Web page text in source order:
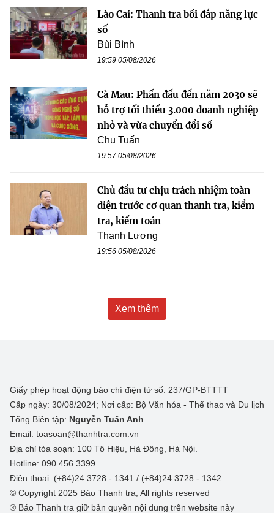
Lào Cai: Thanh tra bồi đắp năng lực
số
Bùi Bình
19:59 05/08/2026
Cà Mau: Phấn đấu đến năm 2030 sẽ
hỗ trợ tối thiểu 3.000 doanh nghiệp
nhỏ và vừa chuyển đổi số
Chu Tuấn
19:57 05/08/2026
Chủ đầu tư chịu trách nhiệm toàn
diện trước cơ quan thanh tra, kiểm
tra, kiểm toán
Thanh Lương
19:56 05/08/2026
Xem thêm
Giấy phép hoạt động báo chí điện tử số: 237/GP-BTTTT
Cấp ngày: 30/08/2024; Nơi cấp: Bộ Văn hóa - Thể thao và Du lịch
Tổng Biên tập: Nguyễn Tuấn Anh
Email: toasoan@thanhtra.com.vn
Địa chỉ tòa soạn: 100 Tô Hiệu, Hà Đông, Hà Nội.
Hotline: 090.456.3399
Điện thoại: (+84)24 3728 - 1341 / (+84)24 3728 - 1342
© Copyright 2025 Báo Thanh tra, All rights reserved
® Báo Thanh tra giữ bản quyền nội dung trên website này